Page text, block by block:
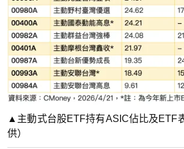
▲主動式台股ETF持有ASIC佔比及ETF
供）